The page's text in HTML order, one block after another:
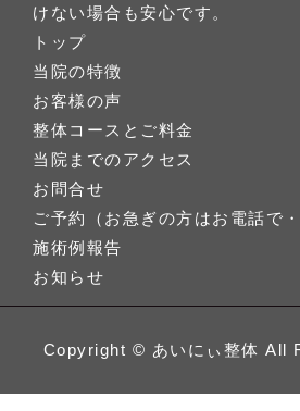
けない場合も安心です。
トップ
当院の特徴
お客様の声
整体コースとご料金
当院までのアクセス
お問合せ
ご予約（お急ぎの方はお電話で・
施術例報告
お知らせ
Copyright © あいにぃ整体 All